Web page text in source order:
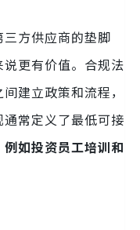
方供应商的垫脚
更有价值。合规法
建立政策和流程，
常定义了最低可接
如投资员工培训和